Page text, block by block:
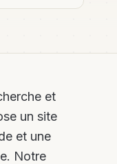
et
un site
et une
Notre